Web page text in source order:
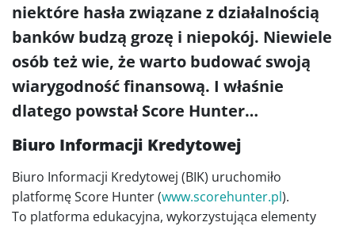
niektóre hasła związane z działalnością
banków budzą grozę i niepokój. Niewiele
osób też wie, że warto budować swoją
wiarygodność finansową. I właśnie
dlatego powstał Score Hunter…
Biuro Informacji Kredytowej
Biuro Informacji Kredytowej (BIK) uruchomiło
platformę Score Hunter (www.scorehunter.pl).
To platforma edukacyjna, wykorzystująca elementy